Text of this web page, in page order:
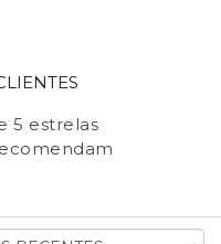
5 estrelas